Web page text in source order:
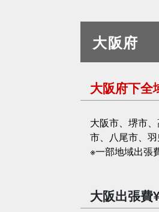
大阪府
大阪府下全
大阪市、堺市
市、八尾市、
※一部地域出張
大阪出張費